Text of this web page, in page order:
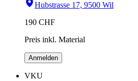
Hubstrasse 17, 9500 Wil
190 CHF
Preis inkl. Material
Anmelden
VKU